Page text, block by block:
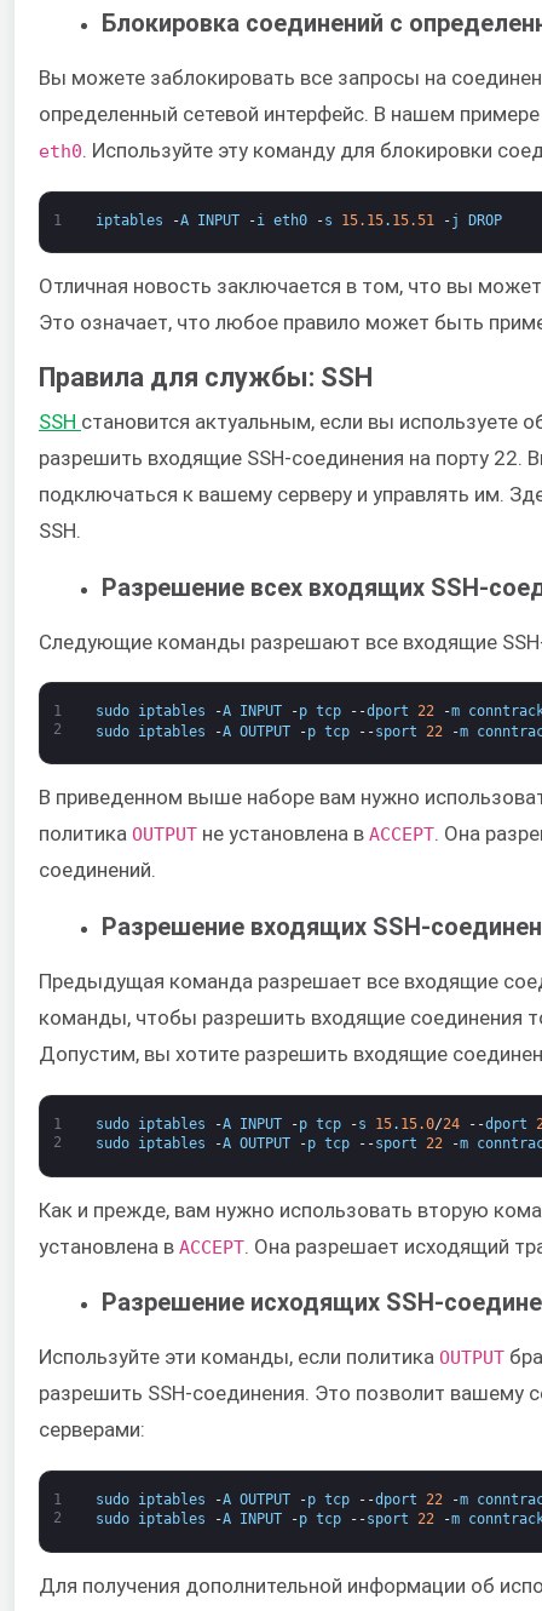
Блокировка соединений с
Вы можете заблокировать все запросы на
определенный сетевой интерфейс. В нашем
eth0​. Используйте эту команду для блокировки
1 iptables -A INPUT -i eth0 -s 15.15. 15.51 -j DROP
Отличная новость заключается в том, что вы
Это означает, что любое правило может быть
Правила для службы: SSH
SSH ​становится актуальным, если вы используете
разрешить входящие SSH-соединения на порту 22.
подключаться к вашему серверу и управлять им.
SSH.
Разрешение всех входящих SSH-
Следующие команды разрешают все входящие
1
2
sudo iptables -A INPUT -p tcp --dport 22 -m
sudo
iptables -A OUTPUT -p tcp --sport 22 -m
В приведенном выше наборе вам нужно
политика ​ OUTPUT ​ не установлена в ​ ACCEPT​. Она
соединений.
Разрешение входящих SSH-
Предыдущая команда разрешает все входящие
команды, чтобы разрешить входящие соединения
Допустим, вы хотите разрешить входящие
1
2
sudo iptables -A INPUT -p tcp -s 15. 15.0/24 --dport
sudo
iptables -A OUTPUT -p tcp --sport 22 -m
Как и прежде, вам нужно использовать вторую
установлена в ​ACCEPT ​. Она разрешает исходящий
Разрешение исходящих SSH-
Используйте эти команды, если политика ​OUTPUT
разрешить SSH-соединения. Это позволит вашему
серверами:
1
2
sudo iptables -A OUTPUT -p tcp --dport 22 -m
sudo
iptables -A INPUT -p tcp --sport 22 -m
Для получения дополнительной информации об